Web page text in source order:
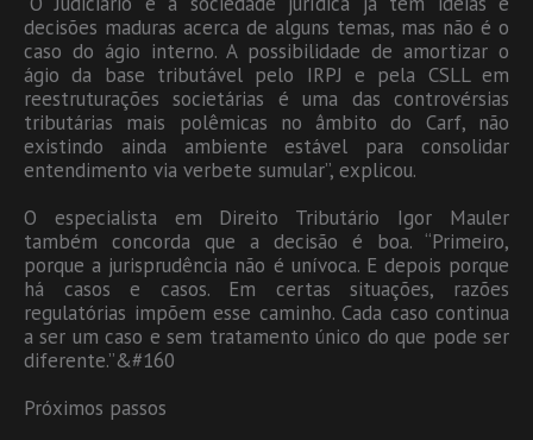
decisões maduras acerca de alguns temas, mas não é o
caso do ágio interno. A possibilidade de amortizar o
ágio da base tributável pelo IRPJ e pela CSLL em
reestruturações societárias é uma das controvérsias
tributárias mais polêmicas no âmbito do Carf, não
existindo ainda ambiente estável para consolidar
entendimento via verbete sumular”, explicou.
O especialista em Direito Tributário Igor Mauler
também concorda que a decisão é boa. “Primeiro,
porque a jurisprudência não é unívoca. E depois porque
há casos e casos. Em certas situações, razões
regulatórias impõem esse caminho. Cada caso continua
a ser um caso e sem tratamento único do que pode ser
diferente.”&#160
Próximos passos